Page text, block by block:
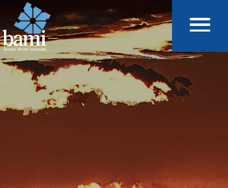
Aller au contenu principal